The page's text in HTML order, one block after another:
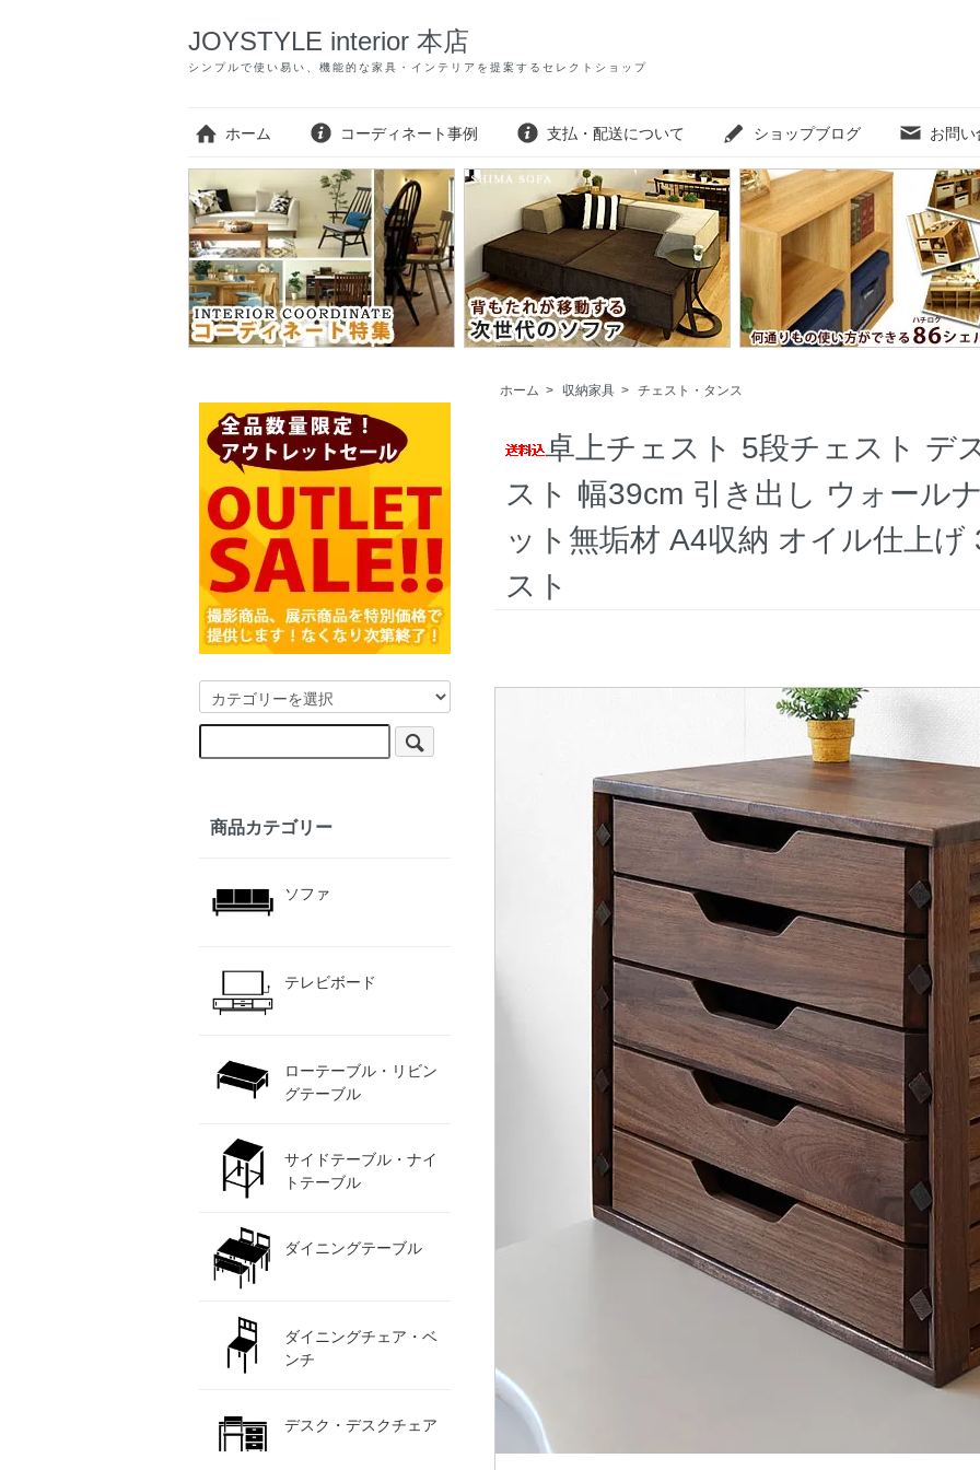
JOYSTYLE interior 本店
シンプルで使い易い、機能的な家具・インテリアを提案するセレクトショップ
ホーム コーディネート事例 支払・配送について ショップブログ お問い
ホーム > 収納家具 > チェスト・タンス
卓上チェスト 5段チェスト デ
スト 幅39cm 引き出し ウォール
ット無垢材 A4収納 オイル仕上
スト
商品カテゴリー
ソファ
テレビボード
ローテーブル・リビン
グテーブル
サイドテーブル・ナイ
トテーブル
ダイニングテーブル
ダイニングチェア・ベ
ンチ
デスク・デスクチェア